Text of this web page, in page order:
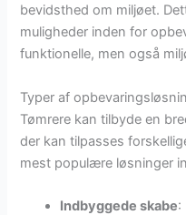
bevidsthed om miljøet.
muligheder inden for
funktionelle, men også
Typer af
Tømrere kan tilbyde en
der kan tilpasses
mest populære løsninger
Indbyggede skabe: